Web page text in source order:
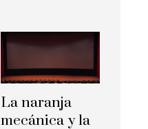
La naranja
mecánica y la